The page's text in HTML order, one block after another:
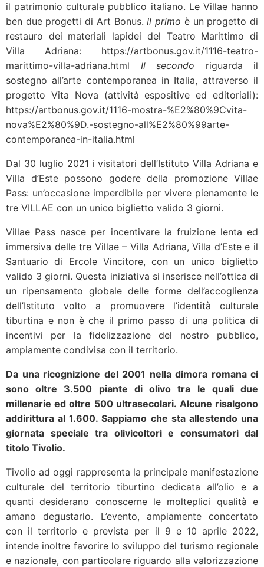
il patrimonio culturale pubblico italiano. Le Villae hanno
ben due progetti di Art Bonus.Il primo è un progetto di
restauro dei materiali lapidei del Teatro Marittimo di
Villa Adriana: https://artbonus.gov.it/1116-teatro-
marittimo-villa-adriana.html Il secondo riguarda il
sostegno all’arte contemporanea in Italia, attraverso il
progetto Vita Nova (attività espositive ed editoriali):
https://artbonus.gov.it/1116-mostra-%E2%80%9Cvita-
nova%E2%80%9D.-sostegno-all%E2%80%99arte-
contemporanea-in-italia.html
Dal 30 luglio 2021 i visitatori dell’Istituto Villa Adriana e
Villa d’Este possono godere della promozione Villae
Pass: un’occasione imperdibile per vivere pienamente le
tre VILLAE con un unico biglietto valido 3 giorni.
Villae Pass nasce per incentivare la fruizione lenta ed
immersiva delle tre Villae – Villa Adriana, Villa d’Este e il
Santuario di Ercole Vincitore, con un unico biglietto
valido 3 giorni. Questa iniziativa si inserisce nell’ottica di
un ripensamento globale delle forme dell’accoglienza
dell’Istituto volto a promuovere l’identità culturale
tiburtina e non è che il primo passo di una politica di
incentivi per la fidelizzazione del nostro pubblico,
ampiamente condivisa con il territorio.
Da una ricognizione del 2001 nella dimora romana ci
sono oltre 3.500 piante di olivo tra le quali due
millenarie ed oltre 500 ultrasecolari. Alcune risalgono
addirittura al 1.600. Sappiamo che sta allestendo una
giornata speciale tra olivicoltori e consumatori dal
titolo Tivolio.
Tivolio ad oggi rappresenta la principale manifestazione
culturale del territorio tiburtino dedicata all’olio e a
quanti desiderano conoscerne le molteplici qualità e
amano degustarlo. L’evento, ampiamente concertato
con il territorio e prevista per il 9 e 10 aprile 2022,
intende inoltre favorire lo sviluppo del turismo regionale
e nazionale, con particolare riguardo alla valorizzazione